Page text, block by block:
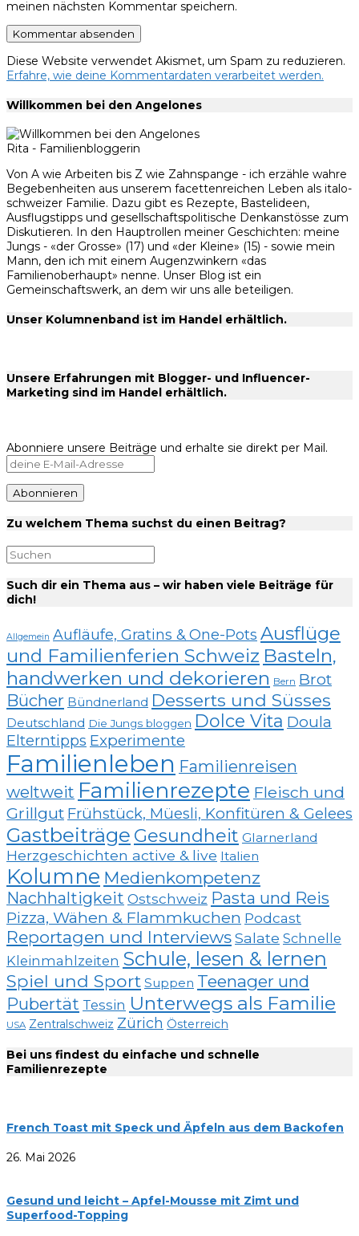
meinen nächsten Kommentar speichern.
Diese Website verwendet Akismet, um Spam zu reduzieren.
Erfahre, wie deine Kommentardaten verarbeitet werden.
Willkommen bei den Angelones
Rita - Familienbloggerin
Von A wie Arbeiten bis Z wie Zahnspange - ich erzähle wahre
Begebenheiten aus unserem facettenreichen Leben als italo-
schweizer Familie. Dazu gibt es Rezepte, Bastelideen,
Ausflugstipps und gesellschaftspolitische Denkanstösse zum
Diskutieren. In den Hauptrollen meiner Geschichten: meine
Jungs - «der Grosse» (17) und «der Kleine» (15) - sowie mein
Mann, den ich mit einem Augenzwinkern «das
Familienoberhaupt» nenne. Unser Blog ist ein
Gemeinschaftswerk, an dem wir uns alle beteiligen.
Unser Kolumnenband ist im Handel erhältlich.
Unsere Erfahrungen mit Blogger- und Influencer-
Marketing sind im Handel erhältlich.
Abonniere unsere Beiträge und erhalte sie direkt per Mail.
Zu welchem Thema suchst du einen Beitrag?
Such dir ein Thema aus – wir haben viele Beiträge für
dich!
Allgemein Aufläufe, Gratins & One-Pots Ausflüge
und Familienferien Schweiz Basteln,
handwerken und dekorieren Bern Brot
Bücher Bündnerland Desserts und Süsses
Deutschland Die Jungs bloggen Dolce Vita Doula
Elterntipps Experimente
Familienleben Familienreisen
weltweit Familienrezepte Fleisch und
Grillgut Frühstück, Müesli, Konfitüren & Gelees
Gastbeiträge Gesundheit Glarnerland
Herzgeschichten active & live Italien
Kolumne Medienkompetenz
Nachhaltigkeit Ostschweiz Pasta und Reis
Pizza, Wähen & Flammkuchen Podcast
Reportagen und InterviewsSalate Schnelle
Kleinmahlzeiten Schule, lesen & lernen
Spiel und Sport Suppen Teenager und
Pubertät Tessin Unterwegs als Familie
USA Zentralschweiz Zürich Österreich
Bei uns findest du einfache und schnelle
Familienrezepte
French Toast mit Speck und Äpfeln aus dem Backofen
26. Mai 2026
Gesund und leicht – Apfel-Mousse mit Zimt und
Superfood-Topping